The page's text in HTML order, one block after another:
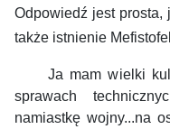
Odpowiedź jest
także istnienie
Ja mam wielki kult
sprawach
namiastkę wojny...na